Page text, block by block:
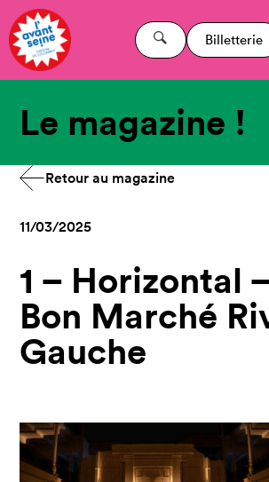
Billetterie
Le magazine !
Retour au magazine
11/03/2025
1 – Horizontal
Bon Marché
Gauche